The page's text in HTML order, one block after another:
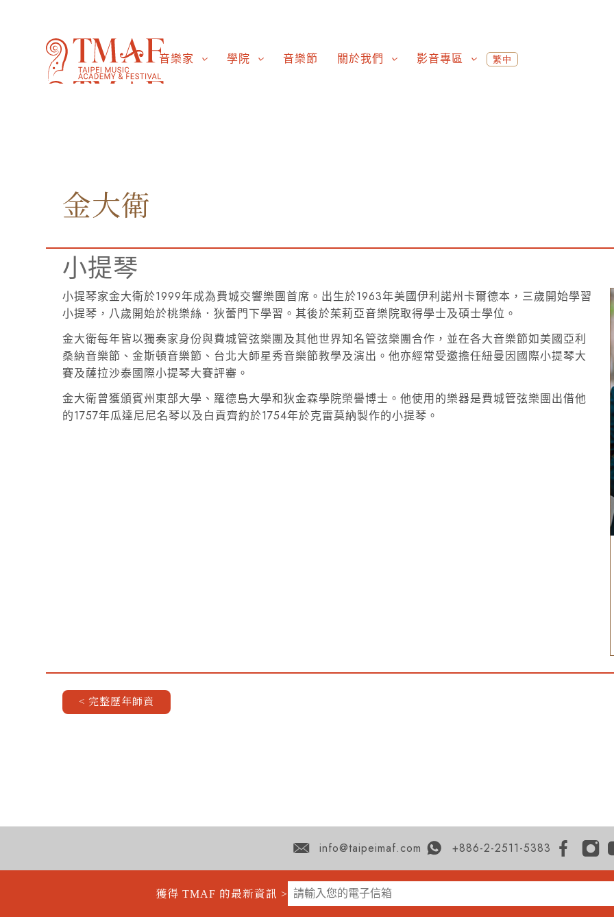
音樂家 學院 音樂節 關於我們 影音專區 繁中
金大衛
小提琴
小提琴家金大衛於1999年成為費城交響樂團首席。出生於1963年美國伊利諾州卡爾德本，三歲開始學習
小提琴，八歲開始於桃樂絲．狄蕾門下學習。其後於茱莉亞音樂院取得學士及碩士學位。
金大衛每年皆以獨奏家身份與費城管弦樂團及其他世界知名管弦樂團合作，並在各大音樂節如美國亞利
桑納音樂節、金斯頓音樂節、台北大師星秀音樂節教學及演出。他亦經常受邀擔任紐曼因國際小提琴大
賽及薩拉沙泰國際小提琴大賽評審。
金大衛曾獲頒賓州東部大學、羅德島大學和狄金森學院榮譽博士。他使用的樂器是費城管弦樂團出借他
的1757年瓜達尼尼名琴以及白貢齊約於1754年於克雷莫納製作的小提琴。
< 完整歷年師資
info@taipeimaf.com +886-2-2511-5383
獲得 TMAF 的最新資訊 >